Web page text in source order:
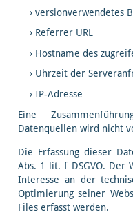
versionverwendetes
Referrer URL
Hostname des
Uhrzeit der
IP-Adresse
Eine
Datenquellen wird nicht
Die Erfassung dieser
Abs. 1 lit. f DSGVO. Der
Interesse an der
Optimierung seiner
Files erfasst werden.